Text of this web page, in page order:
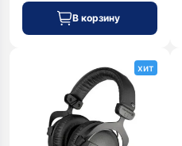
В корзину
хит